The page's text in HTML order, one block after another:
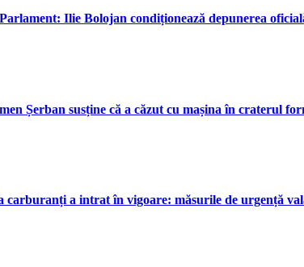
Ilie Bolojan condiționează depunerea
Șerban susține că a căzut cu mașina în craterul
a intrat în vigoare: măsurile de urgență